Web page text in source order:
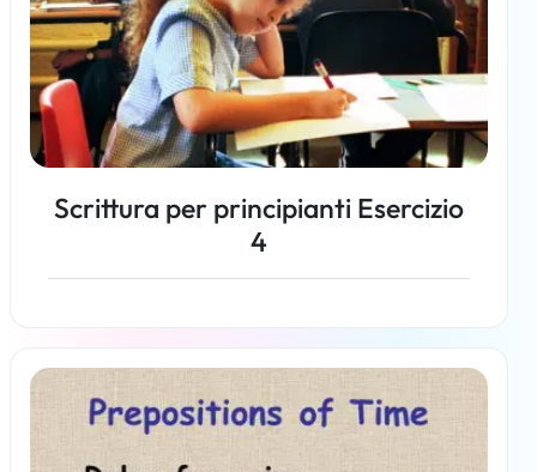
Scrittura per principianti Esercizio
4
Per saperne di più